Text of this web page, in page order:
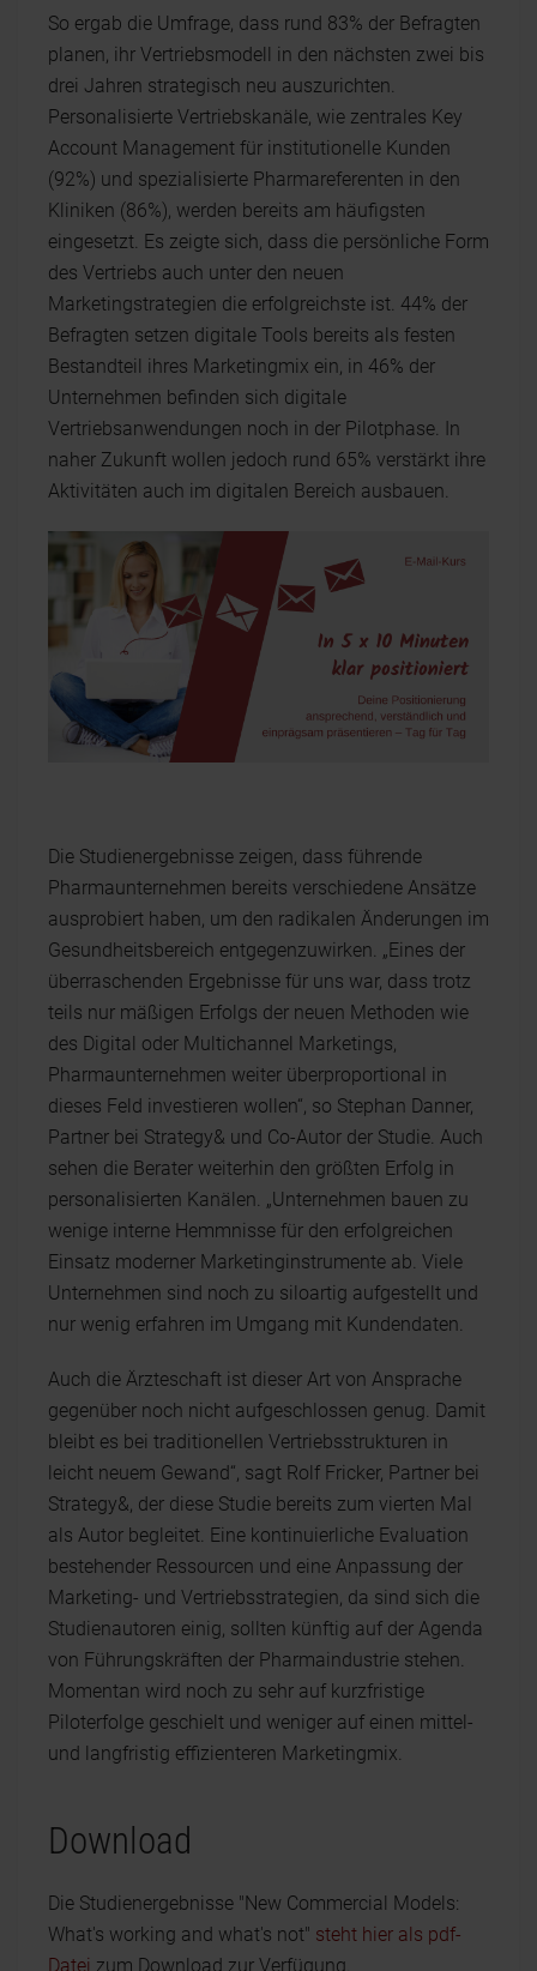
So ergab die Umfrage, dass rund 83% der Befragten
planen, ihr Vertriebsmodell in den nächsten zwei bis
drei Jahren strategisch neu auszurichten.
Personalisierte Vertriebskanäle, wie zentrales Key
Account Management für institutionelle Kunden
(92%) und spezialisierte Pharmareferenten in den
Kliniken (86%), werden bereits am häufigsten
eingesetzt. Es zeigte sich, dass die persönliche Form
des Vertriebs auch unter den neuen
Marketingstrategien die erfolgreichste ist. 44% der
Befragten setzen digitale Tools bereits als festen
Bestandteil ihres Marketingmix ein, in 46% der
Unternehmen befinden sich digitale
Vertriebsanwendungen noch in der Pilotphase. In
naher Zukunft wollen jedoch rund 65% verstärkt ihre
Aktivitäten auch im digitalen Bereich ausbauen.
Die Studienergebnisse zeigen, dass führende
Pharmaunternehmen bereits verschiedene Ansätze
ausprobiert haben, um den radikalen Änderungen im
Gesundheitsbereich entgegenzuwirken. „Eines der
überraschenden Ergebnisse für uns war, dass trotz
teils nur mäßigen Erfolgs der neuen Methoden wie
des Digital oder Multichannel Marketings,
Pharmaunternehmen weiter überproportional in
dieses Feld investieren wollen“, so Stephan Danner,
Partner bei Strategy& und Co-Autor der Studie. Auch
sehen die Berater weiterhin den größten Erfolg in
personalisierten Kanälen. „Unternehmen bauen zu
wenige interne Hemmnisse für den erfolgreichen
Einsatz moderner Marketinginstrumente ab. Viele
Unternehmen sind noch zu siloartig aufgestellt und
nur wenig erfahren im Umgang mit Kundendaten.
Auch die Ärzteschaft ist dieser Art von Ansprache
gegenüber noch nicht aufgeschlossen genug. Damit
bleibt es bei traditionellen Vertriebsstrukturen in
leicht neuem Gewand“, sagt Rolf Fricker, Partner bei
Strategy&, der diese Studie bereits zum vierten Mal
als Autor begleitet. Eine kontinuierliche Evaluation
bestehender Ressourcen und eine Anpassung der
Marketing- und Vertriebsstrategien, da sind sich die
Studienautoren einig, sollten künftig auf der Agenda
von Führungskräften der Pharmaindustrie stehen.
Momentan wird noch zu sehr auf kurzfristige
Piloterfolge geschielt und weniger auf einen mittel-
und langfristig effizienteren Marketingmix.
Download
Die Studienergebnisse "New Commercial Models:
What's working and what's not" steht hier als pdf-
Datei zum Download zur Verfügung.